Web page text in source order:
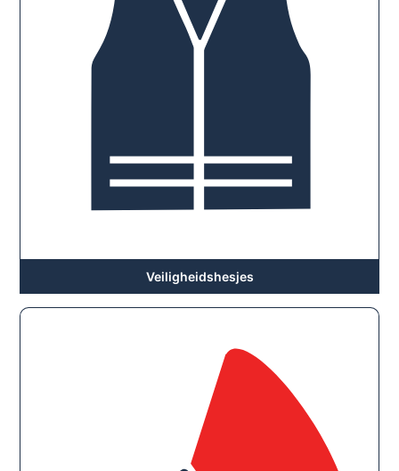
Veiligheidshesjes